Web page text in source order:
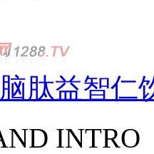
肽益智仁
INTRO